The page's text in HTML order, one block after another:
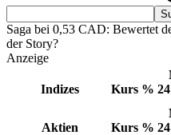
Saga bei 0,53 CAD: Bewertet
der Story?
Anzeige
Indizes Kurs %
Aktien Kurs %